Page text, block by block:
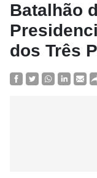
Batalhão
dos Três